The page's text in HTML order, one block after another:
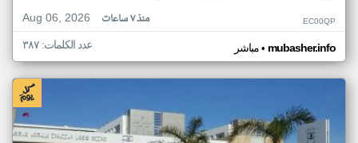
Aug 06, 2026
منذ ٧ ساعات EC00QP
مباشر• mubasher.info عدد الكلمات: ٣٨٧